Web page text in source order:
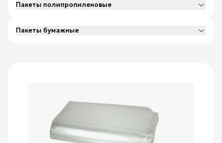
Пакеты полипропиленовые
Пакеты бумажные